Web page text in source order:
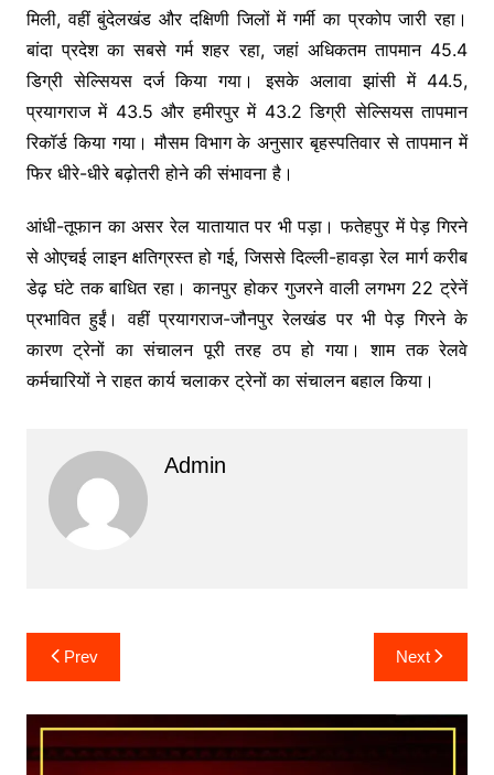
मिली, वहीं बुंदेलखंड और दक्षिणी जिलों में गर्मी का प्रकोप जारी रहा।
बांदा प्रदेश का सबसे गर्म शहर रहा, जहां अधिकतम तापमान 45.4
डिग्री सेल्सियस दर्ज किया गया। इसके अलावा झांसी में 44.5,
प्रयागराज में 43.5 और हमीरपुर में 43.2 डिग्री सेल्सियस तापमान
रिकॉर्ड किया गया। मौसम विभाग के अनुसार बृहस्पतिवार से तापमान में
फिर धीरे-धीरे बढ़ोतरी होने की संभावना है।
आंधी-तूफान का असर रेल यातायात पर भी पड़ा। फतेहपुर में पेड़ गिरने
से ओएचई लाइन क्षतिग्रस्त हो गई, जिससे दिल्ली-हावड़ा रेल मार्ग करीब
डेढ़ घंटे तक बाधित रहा। कानपुर होकर गुजरने वाली लगभग 22 ट्रेनें
प्रभावित हुईं। वहीं प्रयागराज-जौनपुर रेलखंड पर भी पेड़ गिरने के
कारण ट्रेनों का संचालन पूरी तरह ठप हो गया। शाम तक रेलवे
कर्मचारियों ने राहत कार्य चलाकर ट्रेनों का संचालन बहाल किया।
Admin
Post
navigation
Prev Next